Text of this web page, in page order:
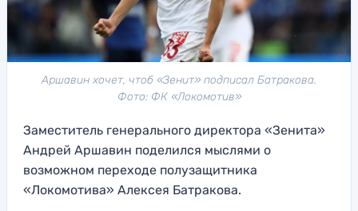
Аршавин хочет, чтоб «Зенит» подписал Батракова.
Фото: ФК «Локомотив»
Заместитель генерального директора «Зенита»
Андрей Аршавин поделился мыслями о
возможном переходе полузащитника
«Локомотива» Алексея Батракова.